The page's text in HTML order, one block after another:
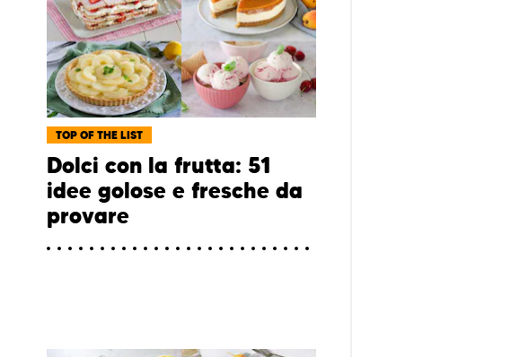
TOP OF THE LIST
Dolci con la frutta: 51
idee golose e fresche da
provare